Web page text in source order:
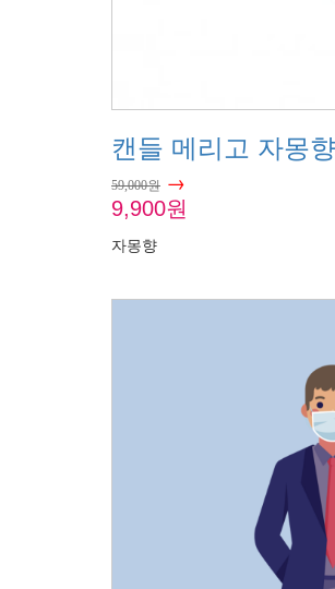
캔들 메리고 자몽
59,000원 →
9,900원
자몽향